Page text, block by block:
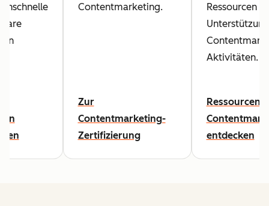
Contentmarketing.
Zur
Contentmarketing-
Zertifizierung
Ressourcen
Aktivitäten.
Ressourcen
entdecken